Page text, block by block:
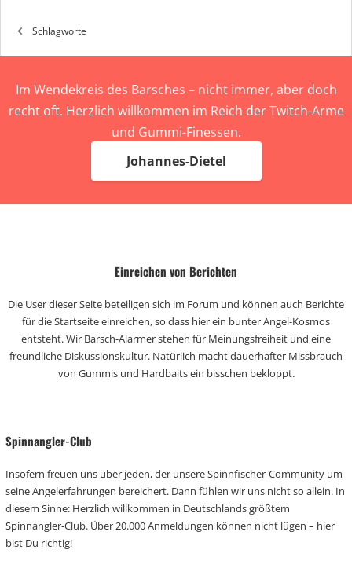
Schlagworte
Im Wendekreis des Barsches – nicht immer, aber doch
recht oft. Herzlich willkommen im Reich der Twitch-Arme
und Gummi-Finessen.
Johannes-Dietel
Einreichen von Berichten
Die User dieser Seite beteiligen sich im Forum und können auch Berichte
für die Startseite einreichen, so dass hier ein bunter Angel-Kosmos
entsteht. Wir Barsch-Alarmer stehen für Meinungsfreiheit und eine
freundliche Diskussionskultur. Natürlich macht dauerhafter Missbrauch
von Gummis und Hardbaits ein bisschen bekloppt.
Spinnangler-Club
Insofern freuen uns über jeden, der unsere Spinnfischer-Community um
seine Angelerfahrungen bereichert. Dann fühlen wir uns nicht so allein. In
diesem Sinne: Herzlich willkommen in Deutschlands größtem
Spinnangler-Club. Über 20.000 Anmeldungen können nicht lügen – hier
bist Du richtig!